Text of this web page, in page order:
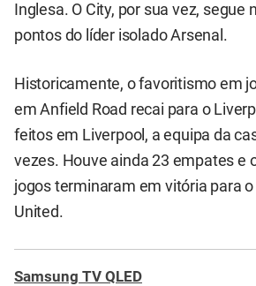
Inglesa. O City, por sua vez, segue
pontos do líder isolado Arsenal.
Historicamente, o favoritismo em
em Anfield Road recai para o
feitos em Liverpool, a equipa da
vezes. Houve ainda 23 empates e
jogos terminaram em vitória para
United.
Samsung TV QLED